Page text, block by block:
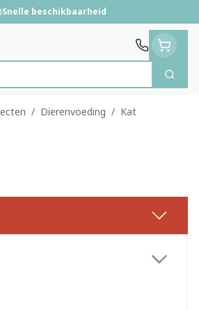
Snelle beschikbaarheid
Zoek
/ Dierenvoeding / Kat